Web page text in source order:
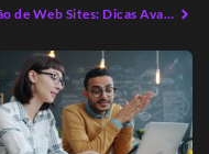
Criação de Web Sites: Dicas Avançadas para Construtores em 2026